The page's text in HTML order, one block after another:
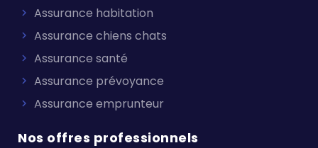
Assurance habitation
Assurance chiens chats
Assurance santé
Assurance prévoyance
Assurance emprunteur
Nos offres professionnels